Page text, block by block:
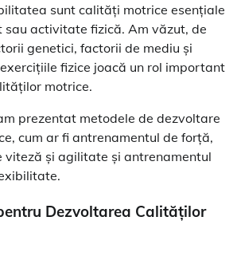
sunt calități motrice esențiale
sau activitate fizică. Am văzut, de
genetici, factorii de mediu și
fizice joacă un rol important
motrice.
prezentat metodele de dezvoltare
cum ar fi antrenamentul de forță,
viteză și agilitate și antrenamentul
Dezvoltarea Calităților